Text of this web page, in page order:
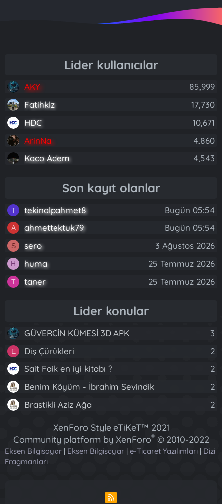
Lider kullanıcılar
AKY
85,999
Fatihklz
17,730
HDC
10,671
ArinNa
4,860
Kaco Adem
4,543
Son kayıt olanlar
T tekinalpahmet8 Bugün 05:54
A ahmettektuk79 Bugün 05:54
S sero 3 Ağustos 2026
H huma 25 Temmuz 2026
T taner 25 Temmuz 2026
Lider konular
GÜVERCİN KÜMESİ 3D APK 3
E Diş Çürükleri
2
Sait Faik en iyi kitabı ?
2
Benim Köyüm - İbrahim Sevindik
2
Brastikli Aziz Ağa
2
XenForo Style eTiKeT™ 2021
Community platform by XenForo® © 2010-2022
XenForo Ltd.
[XGT] Forum statistics system
Eksen Bilgisayar | Eksen Bilgisayar | e-Ticaret Yazılımları | Dizi
Fragmanları
R